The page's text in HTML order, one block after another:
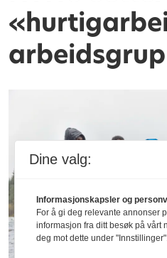
Dine valg:
Informasjonskapsler og
For å gi deg relevante annonser
informasjon fra ditt besøk på vårt
deg mot dette under